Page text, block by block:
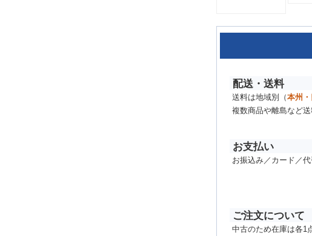
配送・送料
送料は地域別（本州
複数商品や離島など
お支払い
お振込み／カード／
ご注文について
中古のため在庫は各1